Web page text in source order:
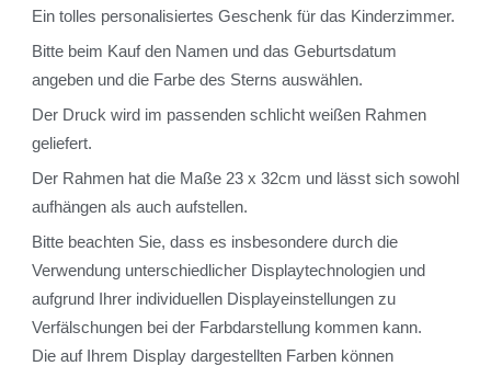
Ein tolles personalisiertes Geschenk für das Kinderzimmer.
Bitte beim Kauf den Namen und das Geburtsdatum
angeben und die Farbe des Sterns auswählen.
Der Druck wird im passenden schlicht weißen Rahmen
geliefert.
Der Rahmen hat die Maße 23 x 32cm und lässt sich sowohl
aufhängen als auch aufstellen.
Bitte beachten Sie, dass es insbesondere durch die
Verwendung unterschiedlicher Displaytechnologien und
aufgrund Ihrer individuellen Displayeinstellungen zu
Verfälschungen bei der Farbdarstellung kommen kann.
Die auf Ihrem Display dargestellten Farben können